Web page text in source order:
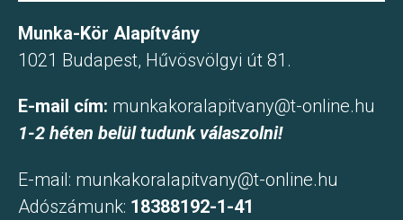
Munka-Kör Alapítvány
1021 Budapest, Hűvösvölgyi út 81.
E-mail cím: munkakoralapitvany@t-online.hu
1-2 héten belül tudunk válaszolni!
E-mail: munkakoralapitvany@t-online.hu
Adószámunk: 18388192-1-41